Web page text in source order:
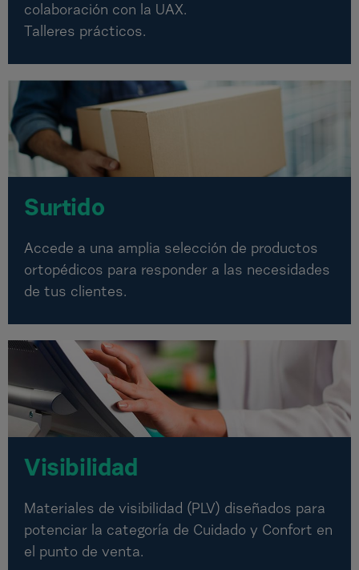
colaboración con la UAX.
Talleres prácticos.
Surtido
Accede a una amplia selección de productos
ortopédicos para responder a las necesidades
de tus clientes.
Visibilidad
Materiales de visibilidad (PLV) diseñados para
potenciar la categoría de Cuidado y Confort en
el punto de venta.